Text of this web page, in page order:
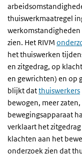
thuiswerkmaatregel
werkomstandigheden
zien. Het RIVM
het thuiswerken
en zitgedrag, op
en gewrichten) en op
blijkt datthuiswerkers
bewogen, meer
bewegingsapparaat
verklaart het
klachten aan het
onderzoek zien dat